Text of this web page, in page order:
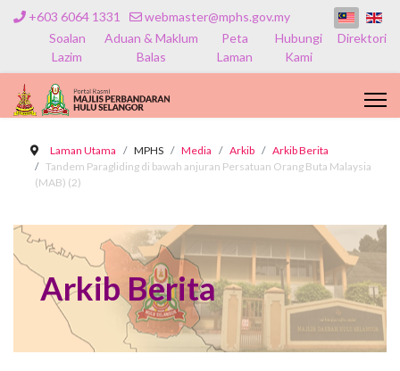
+603 6064 1331
webmaster@mphs.gov.my
Soalan
Lazim
Aduan & Maklum
Balas
Peta
Laman
Hubungi
Kami
Direktori
Laman Utama MPHS Media Arkib
Arkib Berita
Tandem Paragliding di bawah anjuran Persatuan Orang Buta Malaysia
(MAB) (2)
Arkib Berita